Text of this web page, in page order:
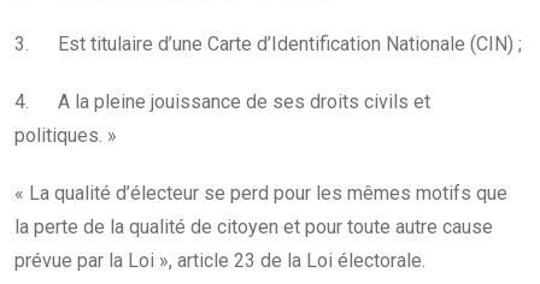
3. Est titulaire d’une Carte d’Identification Nationale (CIN) ;
4. A la pleine jouissance de ses droits civils et
politiques. »
« La qualité d’électeur se perd pour les mêmes motifs que
la perte de la qualité de citoyen et pour toute autre cause
prévue par la Loi », article 23 de la Loi électorale.